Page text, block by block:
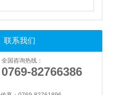
联系我们
全国咨询热线：
0769-82766386